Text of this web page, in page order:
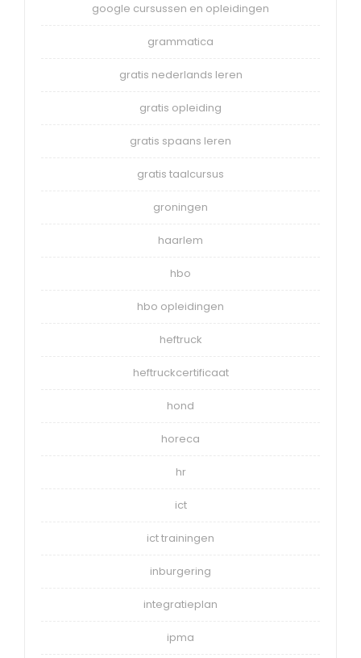
google cursussen en opleidingen
grammatica
gratis nederlands leren
gratis opleiding
gratis spaans leren
gratis taalcursus
groningen
haarlem
hbo
hbo opleidingen
heftruck
heftruckcertificaat
hond
horeca
hr
ict
ict trainingen
inburgering
integratieplan
ipma